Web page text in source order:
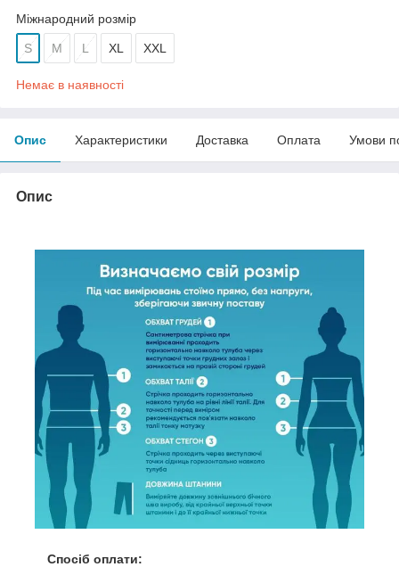
Міжнародний розмір
S M L XL XXL
Немає в наявності
Опис Характеристики Доставка Оплата Умови
Опис
Спосіб оплати: